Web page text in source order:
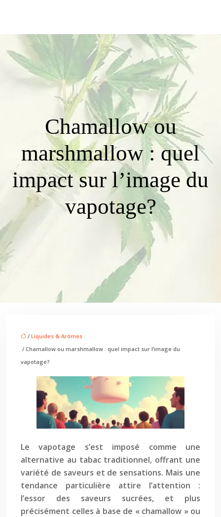
Chamallow ou
marshmallow : quel
impact sur l’image du
vapotage?
/ Liquides & Arômes
/ Chamallow ou marshmallow : quel impact sur l’image du
vapotage?
Le vapotage s’est imposé comme une
alternative au tabac traditionnel, offrant une
variété de saveurs et de sensations. Mais une
tendance particulière attire l’attention :
l’essor des saveurs sucrées, et plus
précisément celles à base de « chamallow » ou